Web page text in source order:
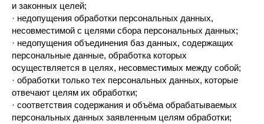
и законных целей;
· недопущения обработки персональных данных,
несовместимой с целями сбора персональных данных;
· недопущения объединения баз данных, содержащих
персональные данные, обработка которых
осуществляется в целях, несовместимых между собой;
· обработки только тех персональных данных, которые
отвечают целям их обработки;
· соответствия содержания и объёма обрабатываемых
персональных данных заявленным целям обработки;